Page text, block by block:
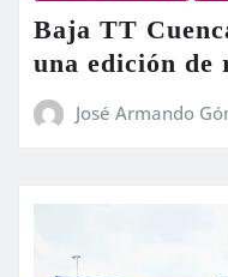
Baja TT
una edición de
José Armando